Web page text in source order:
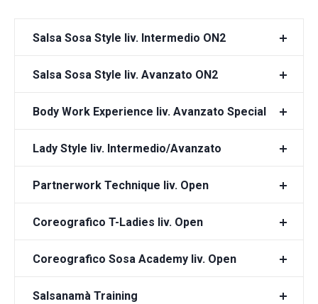
Salsa Sosa Style liv. Intermedio ON2
Salsa Sosa Style liv. Avanzato ON2
Body Work Experience liv. Avanzato Special
Lady Style liv. Intermedio/Avanzato
Partnerwork Technique liv. Open
Coreografico T-Ladies liv. Open
Coreografico Sosa Academy liv. Open
Salsanamà Training